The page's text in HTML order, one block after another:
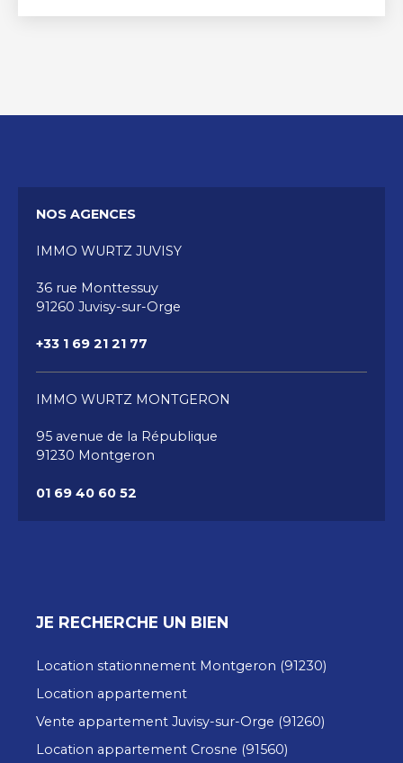
LOGEMENT OFFRE UNE ENTREE, UN COIN
COMMERCES, TRANSPORTS, ECOLES ET A
RECHERCHANT CONFORT, SECURITE ET
NOS AGENCES
IMMO WURTZ JUVISY
36 rue Monttessuy
91260 Juvisy-sur-Orge
+33 1 69 21 21 77
IMMO WURTZ MONTGERON
95 avenue de la République
91230 Montgeron
01 69 40 60 52
JE RECHERCHE UN BIEN
Location stationnement Montgeron (91230)
Location appartement
Vente appartement Juvisy-sur-Orge (91260)
Location appartement Crosne (91560)